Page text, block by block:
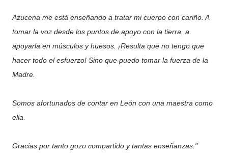
Azucena me está enseñando a tratar mi cuerpo con cariño. A
tomar la voz desde los puntos de apoyo con la tierra, a
apoyarla en músculos y huesos. ¡Resulta que no tengo que
hacer todo el esfuerzo! Sino que puedo tomar la fuerza de la
Madre.
Somos afortunados de contar en León con una maestra como
ella.
Gracias por tanto gozo compartido y tantas enseñanzas."